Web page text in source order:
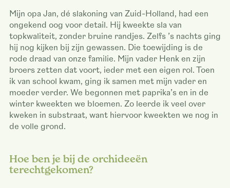
Mijn opa Jan, dé slakoning van Zuid-Holland, had een
ongekend oog voor detail. Hij kweekte sla van
topkwaliteit, zonder bruine randjes. Zelfs ’s nachts ging
hij nog kijken bij zijn gewassen. Die toewijding is de
rode draad van onze familie. Mijn vader Henk en zijn
broers zetten dat voort, ieder met een eigen rol. Toen
ik van school kwam, ging ik samen met mijn vader en
moeder verder. We begonnen met paprika’s en in de
winter kweekten we bloemen. Zo leerde ik veel over
kweken in substraat, want hiervoor kweekten we nog in
de volle grond.
Hoe ben je bij de orchideeën
terechtgekomen?